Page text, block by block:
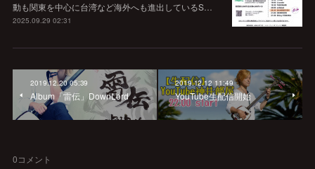
動も関東を中心に台湾など海外へも進出しているS…
2025.09.29 02:31
2019.12.20 05:39
Album「雷伝」DownLord
2019.12.12 11:49
YouTube生配信開始
0コメント